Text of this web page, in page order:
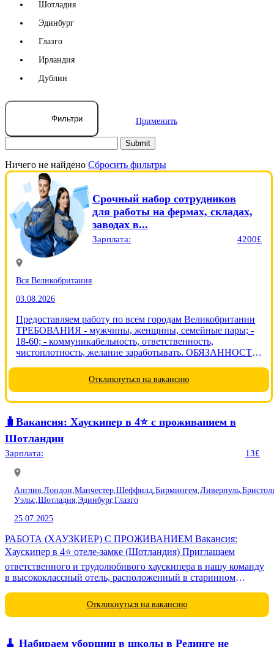
Шотладия
Эдинбург
Глазго
Ирландия
Дублин
Фильтри Применить
Ничего не найдено Сбросить фильтры
Срочный набор сотрудников
для работы на фермах, складах,
заводах в...
Зарплата: 4200£
Вся Великобритания
03.08.2026
Предоставляем работу по всем городам Великобритании
ТРЕБОВАНИЯ - мужчины, женщины, семейные пары; -
18-60; - коммуникабельность, ответственность,
чистоплотность, желание заработывать. ОБЯЗАННОСТИ
договором - упаковка, сортировка, сканирование товара,
сбор урожая. Контроль...
Откликнуться на вакансию
🧳Вакансия: Хаускипер в 4⭐️ c проживанием в
Шотландии
Зарплата: 13£
Англия, Лондон, Манчестер, Шеффилд, Бирмингем, Ливерпуль,
Уэльс, Шотладия, Эдинбург,Глазго
25.07.2025
РАБОТА (ХАУЗКИЕР) С ПРОЖИВАНИЕМ Вакансия:
Хаускипер в 4⭐️ отеле-замке (Шотландия) Приглашаем
ответственного и трудолюбивого хаускипера в нашу команду
в высококлассный отель, расположенный в старинном
Откликнуться на вакансию
🧹 Набираем уборщиц в школы в Рединге не